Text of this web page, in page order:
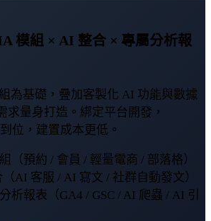
模組 × AI 整合 × 專屬分析報
為基礎，疊加客製化 AI 功能與數據
求量身打造。綁定平台開發，
位，建置成本更低。
（預約 / 會員 / 輕量電商 / 部落格）
AI 客服 / AI 寫文 / 社群自動發文）
析報表（GA4 / GSC / AI 爬蟲 / AI 引